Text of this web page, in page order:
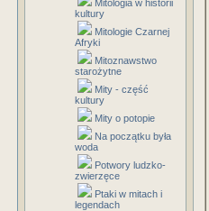
Mitologia w historii
kultury
Mitologie Czarnej
Afryki
Mitoznawstwo
starożytne
Mity - część
kultury
Mity o potopie
Na początku była
woda
Potwory ludzko-
zwierzęce
Ptaki w mitach i
legendach